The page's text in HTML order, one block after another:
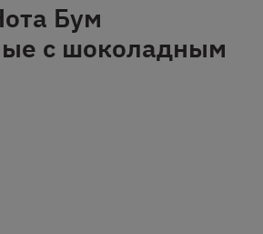
Бум
с шоколадным